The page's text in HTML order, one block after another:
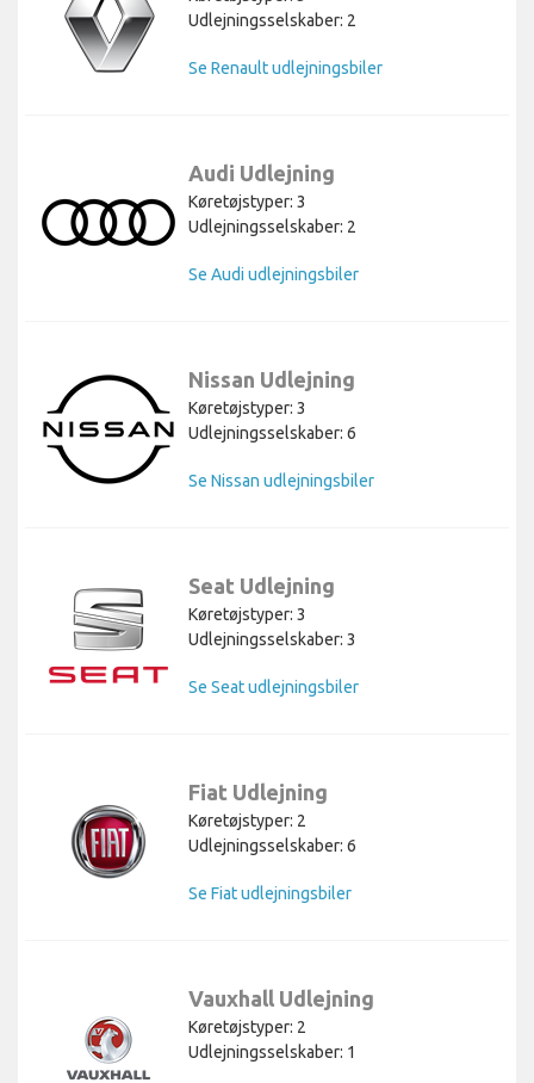
Udlejningsselskaber: 2
Se Renault udlejningsbiler
Audi Udlejning
Køretøjstyper: 3
Udlejningsselskaber: 2
Se Audi udlejningsbiler
Nissan Udlejning
Køretøjstyper: 3
Udlejningsselskaber: 6
Se Nissan udlejningsbiler
Seat Udlejning
Køretøjstyper: 3
Udlejningsselskaber: 3
Se Seat udlejningsbiler
Fiat Udlejning
Køretøjstyper: 2
Udlejningsselskaber: 6
Se Fiat udlejningsbiler
Vauxhall Udlejning
Køretøjstyper: 2
Udlejningsselskaber: 1